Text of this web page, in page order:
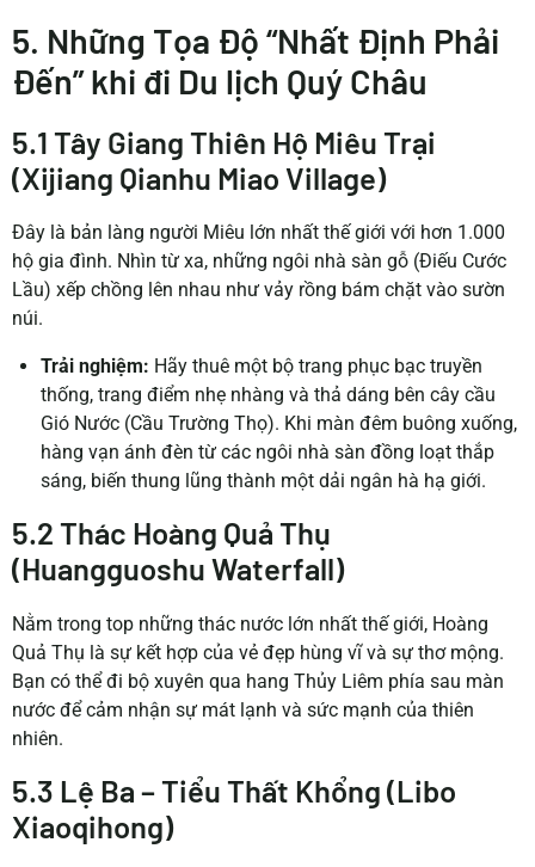
5. Những Tọa Độ “Nhất Định Phải
Đến” khi đi Du lịch Quý Châu
5.1 Tây Giang Thiên Hộ Miêu Trại
(Xijiang Qianhu Miao Village)
Đây là bản làng người Miêu lớn nhất thế giới với hơn 1.000
hộ gia đình. Nhìn từ xa, những ngôi nhà sàn gỗ (Điếu Cước
Lầu) xếp chồng lên nhau như vảy rồng bám chặt vào sườn
núi.
Trải nghiệm: Hãy thuê một bộ trang phục bạc truyền
thống, trang điểm nhẹ nhàng và thả dáng bên cây cầu
Gió Nước (Cầu Trường Thọ). Khi màn đêm buông xuống,
hàng vạn ánh đèn từ các ngôi nhà sàn đồng loạt thắp
sáng, biến thung lũng thành một dải ngân hà hạ giới.
5.2 Thác Hoàng Quả Thụ
(Huangguoshu Waterfall)
Nằm trong top những thác nước lớn nhất thế giới, Hoàng
Quả Thụ là sự kết hợp của vẻ đẹp hùng vĩ và sự thơ mộng.
Bạn có thể đi bộ xuyên qua hang Thủy Liêm phía sau màn
nước để cảm nhận sự mát lạnh và sức mạnh của thiên
nhiên.
5.3 Lệ Ba – Tiểu Thất Khổng (Libo
Xiaoqihong)